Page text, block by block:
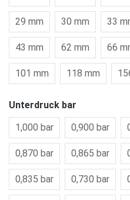
29 mm 30 mm 33
43 mm 62 mm 66
101 mm 118 mm
Unterdruck bar
1,000 bar
0,900 bar
0,870 bar 0,865 bar
0,835 bar 0,730 bar